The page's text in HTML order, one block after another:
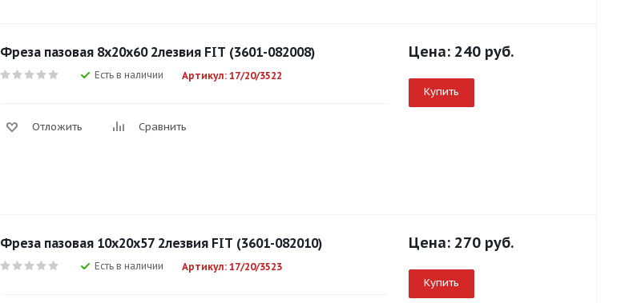
Фреза пазовая 8х20х60 2лезвия FIT (3601-082008)
Есть в наличии Артикул: 17/20/3522
Отложить Сравнить
Цена: 240 руб.
Купить
Фреза пазовая 10х20х57 2лезвия FIT (3601-082010)
Есть в наличии Артикул: 17/20/3523
Цена: 270 руб.
Купить